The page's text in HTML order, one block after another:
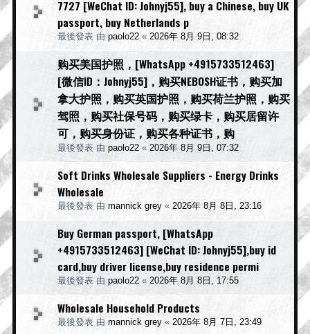
7727 [WeChat ID: Johnyj55], buy a Chinese, buy UK
passport, buy Netherlands p
最後發表 由 paolo22 « 2026年 8月 9日, 08:32
购买美国护照，[WhatsApp +4915733512463]
[微信ID：Johnyj55]，购买NEBOSH证书，购买加
拿大护照，购买英国护照，购买荷兰护照，购买
驾照，购买社保号码，购买绿卡，购买居留许
可，购买身份证，购买各种证书，购
最後發表 由 paolo22 « 2026年 8月 9日, 07:32
Soft Drinks Wholesale Suppliers - Energy Drinks
Wholesale
最後發表 由 mannick grey « 2026年 8月 8日, 23:16
Buy German passport, [WhatsApp
+4915733512463] [WeChat ID: Johnyj55],buy id
card,buy driver license,buy residence permi
最後發表 由 paolo22 « 2026年 8月 8日, 17:55
Wholesale Household Products
最後發表 由 mannick grey « 2026年 8月 7日, 23:49